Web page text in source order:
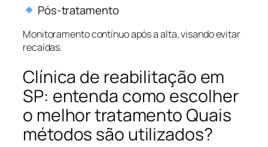
Pós-tratamento
Monitoramento contínuo após a alta, visando evitar
recaídas.
Clínica de reabilitação em
SP: entenda como escolher
o melhor tratamento Quais
métodos são utilizados?